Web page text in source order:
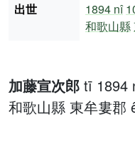
加藤宣次郎 tī 1894
和歌山縣 東牟婁郡
出世 1894 nî
和歌山縣